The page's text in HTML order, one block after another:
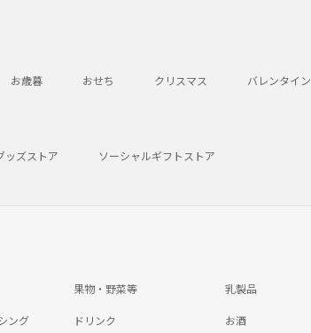
お歳暮 おせち クリスマス バレンタイン
ッズストア ソーシャルギフトストア
果物・野菜等 乳製品
ング ドリンク お酒